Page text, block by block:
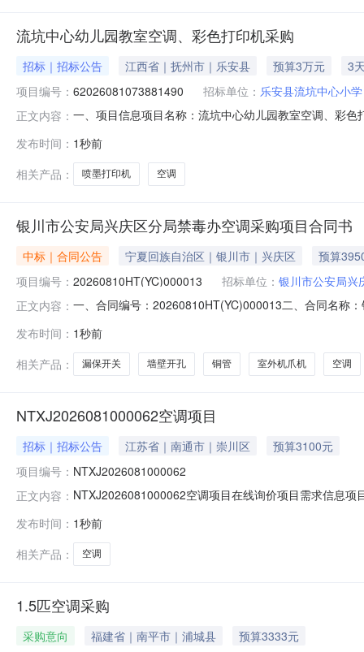
流坑中心幼儿园教室空调、彩色打印机采购
招标｜招标公告 江西省｜抚州市｜乐安县 预算3万元
3
项目编号： 62026081073881490 招标单位： 乐安县流坑中心小学
正文内容： 一、项目信息项目名称：流坑中心幼儿园教室空调、彩
频空调核心参数要求:商品类目:空调;颜色分类:白色;型号
发布时间： 1秒前
相关产品：
喷墨打印机 空调
银川市公安局兴庆区分局禁毒办空调采购项目合同书
中标｜合同公告 宁夏回族自治区｜银川市｜兴庆区
预算
项目编号： 20260810HT(YC)000013 招标单位： 银川市公安局兴
正文内容： 一、合同编号：20260810HT(YC)000013二、合同名称
A-29号房联系方式：13995212967六、合同主要信息主
发布时间： 1秒前
相关产品：
漏保开关 墙壁开孔 铜管 室外机爪机 空调
NTXJ2026081000062空调项目
招标｜招标公告 江苏省｜南通市｜崇川区
预算3100元
项目编号： NTXJ2026081000062
正文内容： NTXJ2026081000062空调项目在线询价项目需求信息
牌美的规格型号KFR-35GW/PH2数量1产品描述KFR-
发布时间： 1秒前
相关产品：
空调
1.5匹空调采购
采购意向 福建省｜南平市｜浦城县
预算3333元